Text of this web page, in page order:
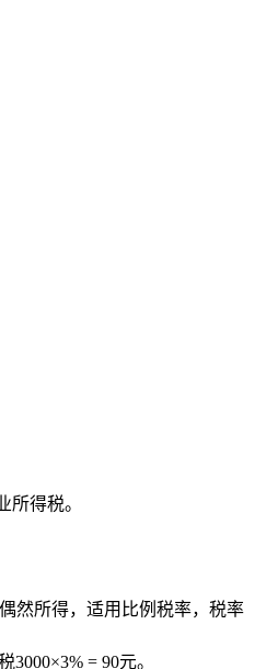
得税。
然所得，适用比例税率，税率
= 90元。